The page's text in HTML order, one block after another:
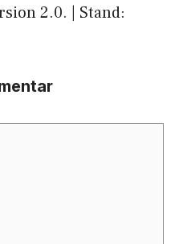
2.0. | Stand: